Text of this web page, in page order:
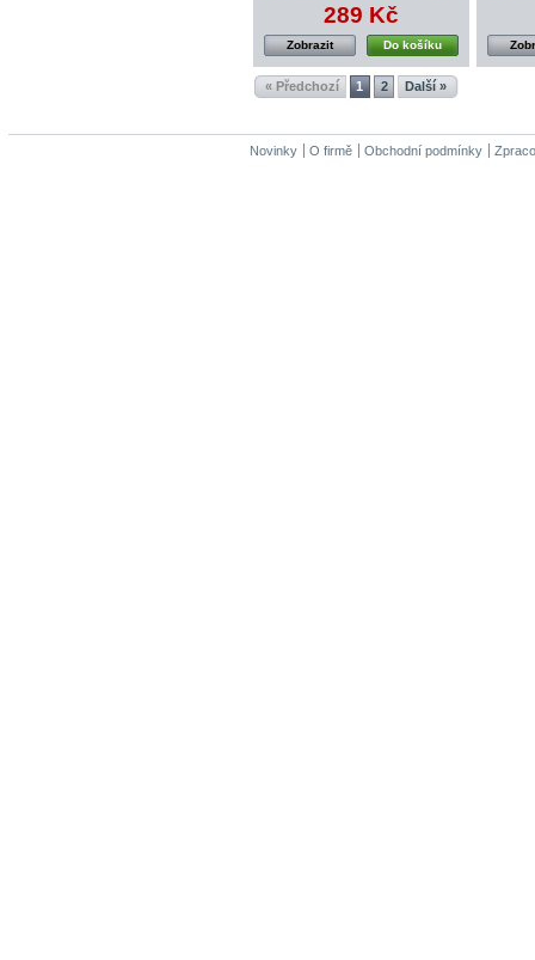
289 Kč
Do košíku
Zobrazit
« Předchozí 1 2 Další »
Novinky O firmě Obchodní podmínky